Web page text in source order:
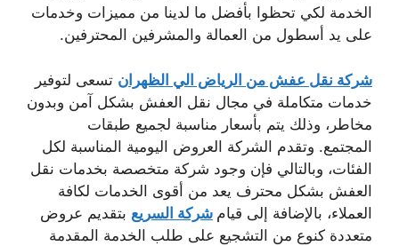
الخدمة لكي تحظوا بأفضل ما لدينا من مميزات وخدمات
على يد أسطول من العمالة والمشرفين المحترفين.
شركة نقل عفش من الرياض الي الظهران تسعى لتوفير
خدمات متكاملة في مجال نقل العفش بشكل آمن وبدون
مخاطر، وذلك يتم بأسعار مناسبة لجميع طبقات
المجتمع. وتقدم الشركة العروض اليومية المناسبة لكل
الفئات، وبالتالي فإن وجود شركة متخصصة بخدمات نقل
العفش بشكل محترف يعد من أقوى الخدمات لكافة
العملاء، بالإضافة إلى قيام شركة السريع بتقديم عروض
متعددة كنوع من التشجيع على طلب الخدمة المقدمة